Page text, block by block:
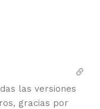
las versiones
gracias por